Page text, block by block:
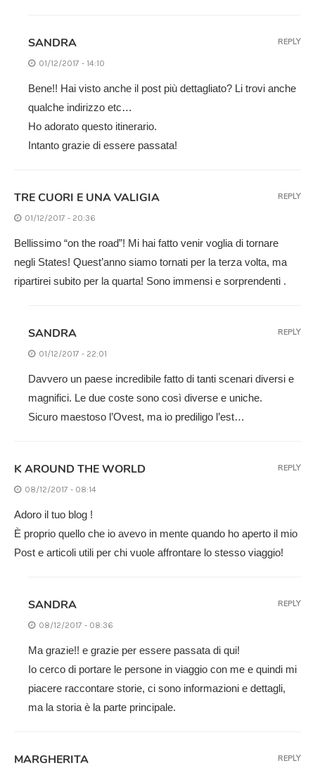
SANDRA
01/12/2017 - 14:10
Bene!! Hai visto anche il post più dettagliato? Li trovi anche
qualche indirizzo etc…
Ho adorato questo itinerario.
Intanto grazie di essere passata!
REPLY
TRE CUORI E UNA VALIGIA
01/12/2017 - 20:36
Bellissimo “on the road”! Mi hai fatto venir voglia di tornare
negli States! Quest’anno siamo tornati per la terza volta, ma
ripartirei subito per la quarta! Sono immensi e sorprendenti .
REPLY
SANDRA
01/12/2017 - 22:01
Davvero un paese incredibile fatto di tanti scenari diversi e
magnifici. Le due coste sono così diverse e uniche.
Sicuro maestoso l’Ovest, ma io prediligo l’est…
REPLY
K AROUND THE WORLD
08/12/2017 - 08:14
Adoro il tuo blog !
È proprio quello che io avevo in mente quando ho aperto il mio
Post e articoli utili per chi vuole affrontare lo stesso viaggio!
REPLY
SANDRA
08/12/2017 - 08:36
Ma grazie!! e grazie per essere passata di qui!
Io cerco di portare le persone in viaggio con me e quindi mi
piacere raccontare storie, ci sono informazioni e dettagli,
ma la storia è la parte principale.
REPLY
MARGHERITA REPLY